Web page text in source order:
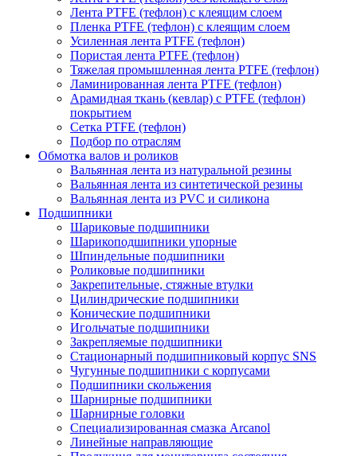
Лента PTFE (тефлон) с клеящим слоем
Пленка PTFE (тефлон) с клеящим слоем
Усиленная лента PTFE (тефлон)
Пористая лента PTFE (тефлон)
Тяжелая промышленная лента PTFE (тефлон)
Ламинированная лента PTFE (тефлон)
Арамидная ткань (кевлар) с PTFE (тефлон)
покрытием
Сетка PTFE (тефлон)
Подбор по отраслям
Обмотка валов и роликов
Вальянная лента из натуральной резины
Вальянная лента из синтетической резины
Вальянная лента из PVC и силикона
Подшипники
Шариковые подшипники
Шарикоподшипники упорные
Шпиндельные подшипники
Роликовые подшипники
Закрепительные, стяжные втулки
Цилиндрические подшипники
Конические подшипники
Игольчатые подшипники
Закрепляемые подшипники
Стационарный подшипниковый корпус SNS
Чугунные подшипники с корпусами
Подшипники скольжения
Шарнирные подшипники
Шарнирные головки
Специализированная смазка Arcanol
Линейные направляющие